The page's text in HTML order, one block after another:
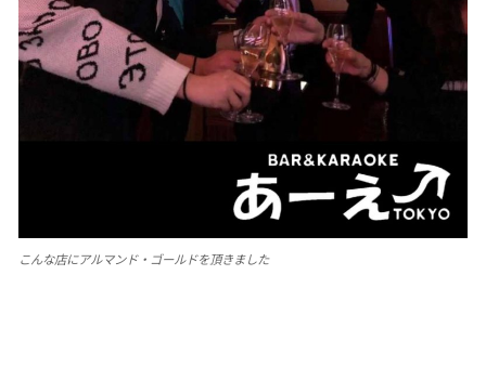
こんな店にアルマンド・ゴールドを頂きました